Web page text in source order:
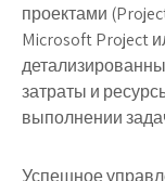
проектами
Microsoft Project
затраты и
выполнении
Успешное